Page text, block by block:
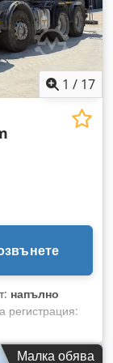
1 / 17
напълно
регистрация:
тегло:40 000
Малка обява